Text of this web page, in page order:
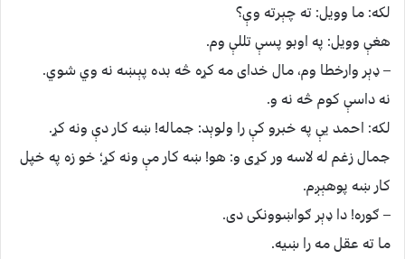
لکه: ما وویل: ته چېرته وې؟
هغې وویل: په اوبو پسې تللې وم.
– ډېر وارخطا وم، مال خدای مه کړه څه بده پېښه نه وي شوي.
نه داسې کوم څه نه و.
لکه: احمد یې په خبرو کې را ولوېد: جماله! ښه کار دې ونه کړ.
جمال زغم له لاسه ور کړی و: هو! ښه کار مې ونه کړ؛ خو زه په خپل
کار ښه پوهېږم.
– ګوره! دا ډېر ګواښوونکی دی.
ما ته عقل مه را ښیه.